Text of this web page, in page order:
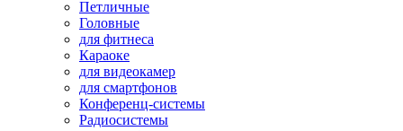
Петличные
Головные
для фитнеса
Караоке
для видеокамер
для смартфонов
Конференц-системы
Радиосистемы